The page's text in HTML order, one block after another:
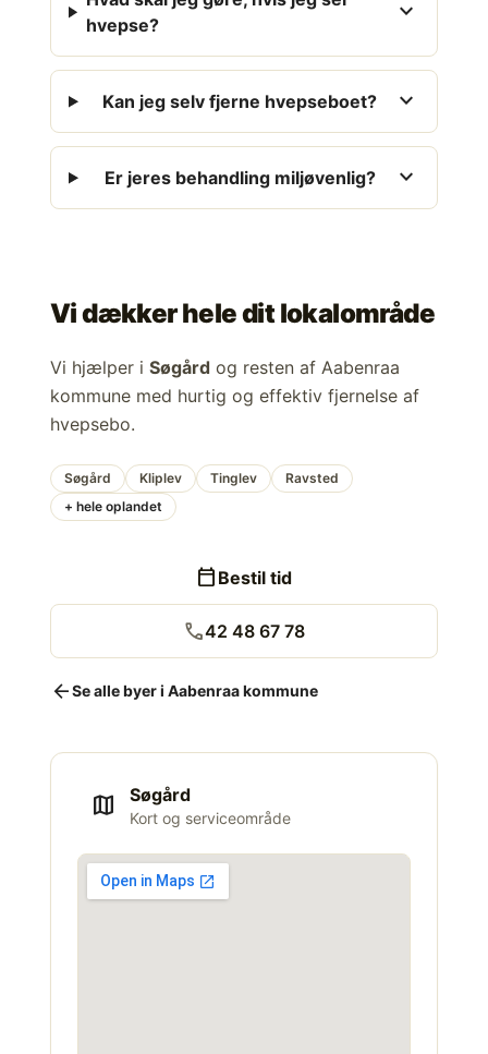
hvepse?
expand_more
Kan jeg selv fjerne hvepseboet? expand_more
Er jeres behandling miljøvenlig? expand_more
Vi dækker hele dit lokalområde
Vi hjælper i Søgård og resten af Aabenraa
kommune med hurtig og effektiv fjernelse af
hvepsebo.
Søgård Kliplev Tinglev
Ravsted
+ hele oplandet
calendar_today Bestil tid
call42 48 67 78
arrow_backSe alle byer i Aabenraa kommune
map Søgård
Kort og serviceområde